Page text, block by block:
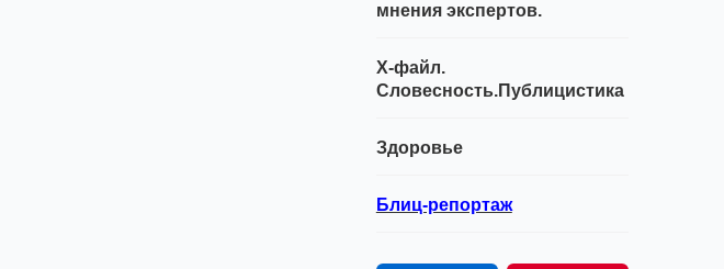
мнения экспертов.
Х-файл.
Словесность.Публицистика
Здоровье
Блиц-репортаж